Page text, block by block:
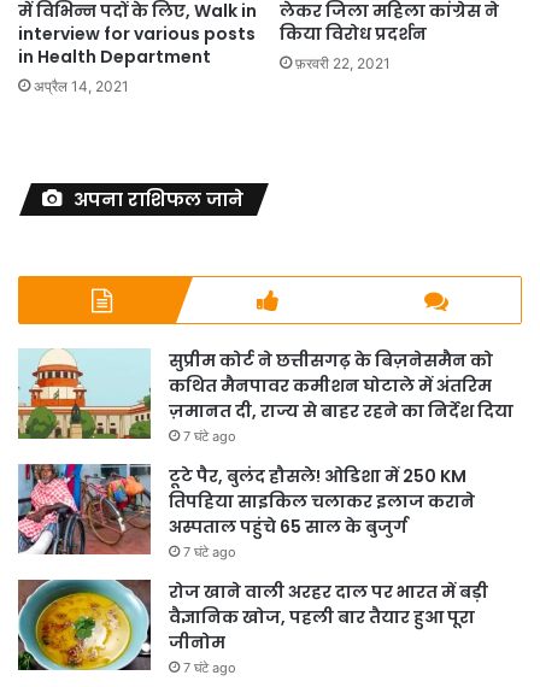
में विभिन्न पदों के लिए, Walk in
interview for various posts
in Health Department
अप्रैल 14, 2021
लेकर जिला महिला कांग्रेस ने
किया विरोध प्रदर्शन
फ़रवरी 22, 2021
अपना राशिफल जाने
सुप्रीम कोर्ट ने छत्तीसगढ़ के बिज़नेसमैन को
कथित मैनपावर कमीशन घोटाले में अंतरिम
ज़मानत दी, राज्य से बाहर रहने का निर्देश दिया
7 घंटे ago
टूटे पैर, बुलंद हौसले! ओडिशा में 250 KM
तिपहिया साइकिल चलाकर इलाज कराने
अस्पताल पहुंचे 65 साल के बुजुर्ग
7 घंटे ago
रोज खाने वाली अरहर दाल पर भारत में बड़ी
वैज्ञानिक खोज, पहली बार तैयार हुआ पूरा
जीनोम
7 घंटे ago